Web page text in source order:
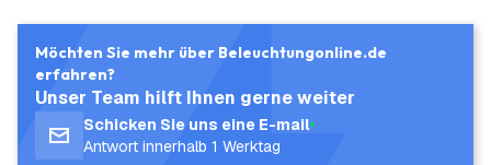
Möchten Sie mehr über Beleuchtungonline.de
erfahren?
Unser Team hilft Ihnen gerne weiter
Schicken Sie uns eine E-mail
Antwort innerhalb 1 Werktag